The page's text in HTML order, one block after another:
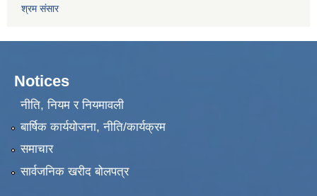
श्रम संसार
Notices
नीति, नियम र नियमावली
बार्षिक कार्ययोजना, नीति/कार्यक्रम
समाचार
सार्वजनिक खरीद बोलपत्र